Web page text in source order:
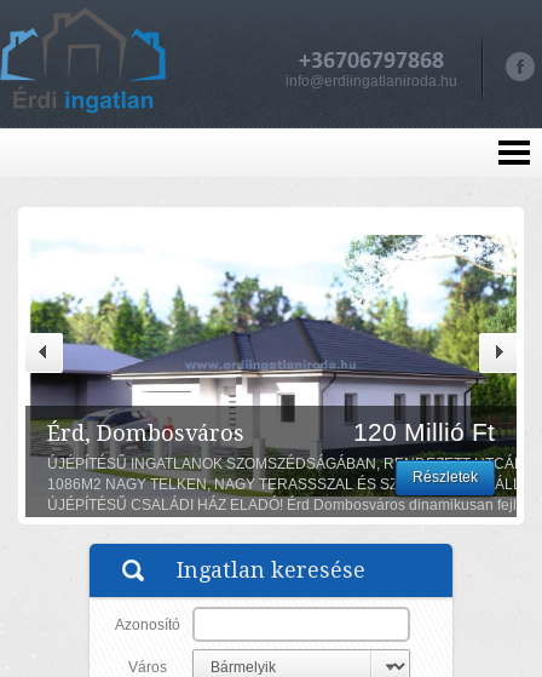
+36706797868
info@erdiingatlaniroda.hu
Érd, Dombosváros
ÚJÉPÍTÉSŰ INGATLANOK SZOMSZÉDSÁGÁBAN, RENDEZETT
1086M2 NAGY TELKEN, NAGY TERASSSZAL ÉS SZOBÁKKAL, ÖNÁLLÓ,
ÚJÉPÍTÉSŰ CSALÁDI HÁZ ELADÓ! Érd Dombosváros dinamikusan fejlődő
részén, csendes természetközeli helyen, 1083 m2 önálló telken, 8KW
HŐSZIVATTYÚRÓL működő, PADLÓFŰTÉSSEL minden helyisé...
120 Millió Ft
Részletek
Ingatlan keresése
Azonosító
Város